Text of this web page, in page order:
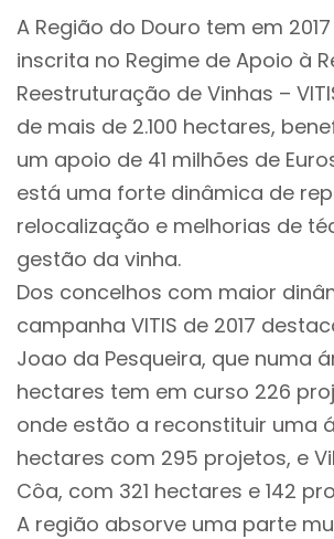
A Região do Douro tem em
inscrita no Regime de Apoio à
Reestruturação de Vinhas –
de mais de 2.100 hectares,
um apoio de 41 milhões de
está uma forte dinâmica de
relocalização e melhorias de
gestão da vinha.
Dos concelhos com maior
campanha VITIS de 2017
Joao da Pesqueira, que numa
hectares tem em curso 226
onde estão a reconstituir uma
hectares com 295 projetos, e
Côa, com 321 hectares e 142
A região absorve uma parte